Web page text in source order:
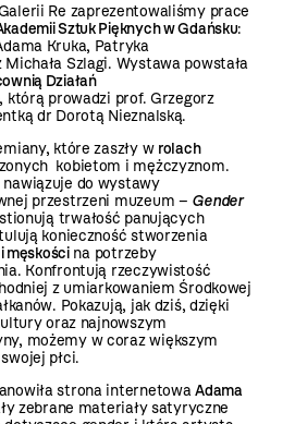
Re zaprezentowaliśmy prace
Sztuk Pięknych w Gdańsku:
Kruka, Patryka
Szlagi. Wystawa powstała
Działań
, którą prowadzi prof. Grzegorz
dr Dorotą Nieznalską.
które zaszły w rolach
kobietom i mężczyznom.
do wystawy
przestrzeni muzeum – Gender
trwałość panujących
konieczność stworzenia
męskościna potrzeby
Konfrontują rzeczywistość
z umiarkowaniem Środkowej
Pokazują, jak dziś, dzięki
oraz najnowszym
możemy w coraz większym
płci.
strona internetowaAdama
zebrane materiały satyryczne